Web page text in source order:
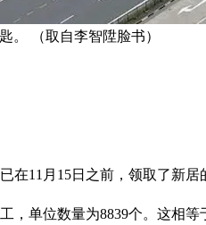
。 （取自李智陞脸书）
在11月15日之前，领取了新居
单位数量为8839个。这相